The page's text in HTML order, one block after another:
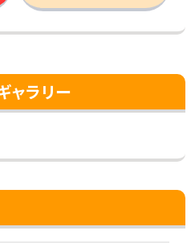
ャラリー